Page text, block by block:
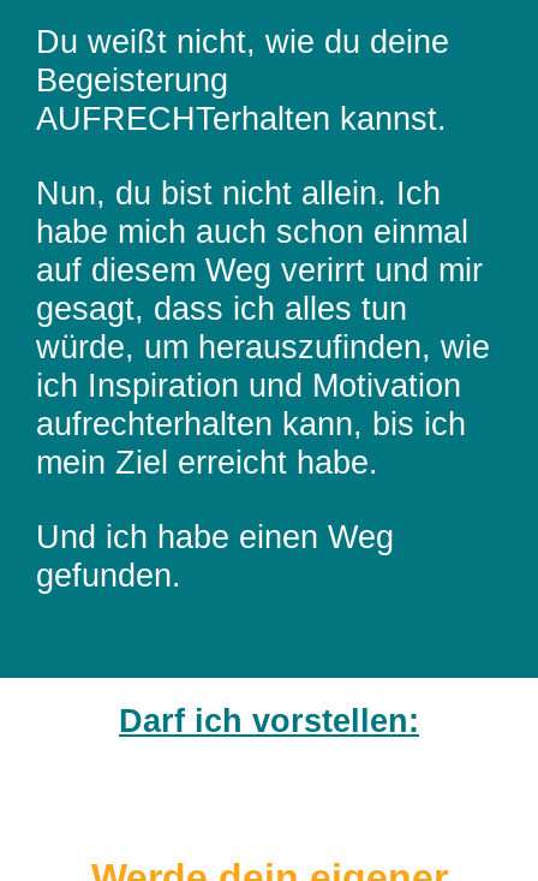
Du weißt nicht, wie du deine
Begeisterung
AUFRECHTerhalten kannst.
Nun, du bist nicht allein. Ich
habe mich auch schon einmal
auf diesem Weg verirrt und mir
gesagt, dass ich alles tun
würde, um herauszufinden, wie
ich Inspiration und Motivation
aufrechterhalten kann, bis ich
mein Ziel erreicht habe.
Und ich habe einen Weg
gefunden.
Darf ich vorstellen: